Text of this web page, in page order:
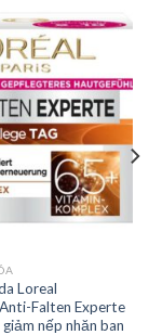
Loreal
Falten Experte
nếp nhăn ban